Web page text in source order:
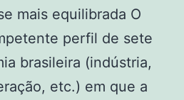
mais equilibrada O
perfil de sete
brasileira (indústria,
etc.) em que a